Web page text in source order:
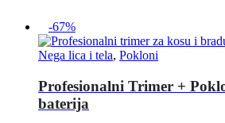
-67%
Nega lica i tela, Pokloni
Profesionalni Trimer +
baterija